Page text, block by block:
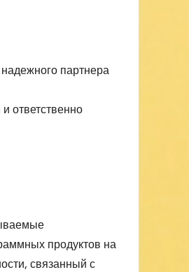
партнера
ответственно
продуктов на
связанный с